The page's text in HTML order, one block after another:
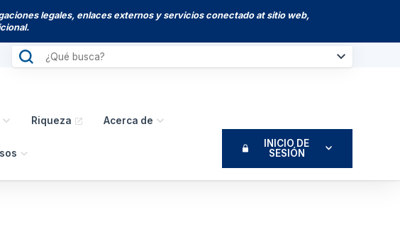
legales, enlaces externos y servicios conectado at sitio web,
Riqueza Acerca de
INICIO DE
SESIÓN